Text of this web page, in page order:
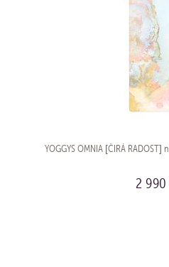
YOGGYS OMNIA [ČIRÁ
2 990